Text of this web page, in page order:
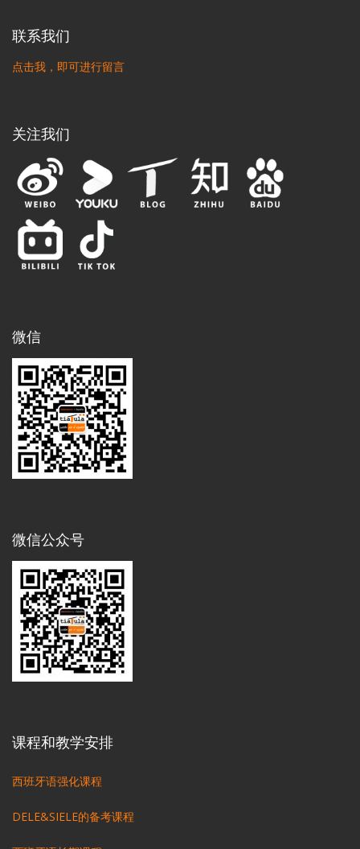
联系我们
点击我，即可进行留言
关注我们
微信
微信公众号
课程和教学安排
西班牙语强化课程
DELE&SIELE的备考课程